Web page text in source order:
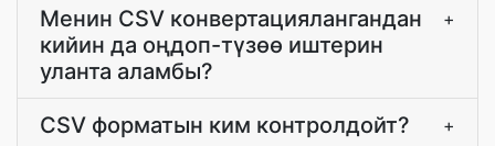
Менин CSV конвертациялангандан
кийин да оңдоп-түзөө иштерин
уланта аламбы?
+
CSV форматын ким контролдойт? +